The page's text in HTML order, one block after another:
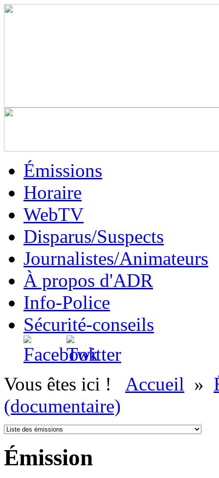
Émissions
Horaire
WebTV
Disparus/Suspects
Journalistes/Animateurs
À propos d'ADR
Info-Police
Sécurité-conseils
Vous êtes ici ! Accueil »
(documentaire)
Émission